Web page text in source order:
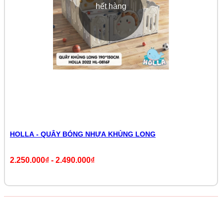
hết hàng
HOLLA - QUÂY BÓNG NHỰA KHỦNG LONG
2.250.000₫ - 2.490.000₫